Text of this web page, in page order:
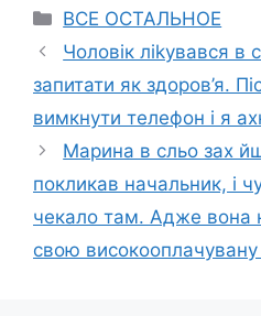
Categories
ВСЕ ОСТАЛЬНОЕ
Чоловік ліkувався в
запитати як здоров’я.
вимкнути телефон і я
Марина в сльо зах
покликав начальник, і
чекало там. Адже вона
свою високооплачувану